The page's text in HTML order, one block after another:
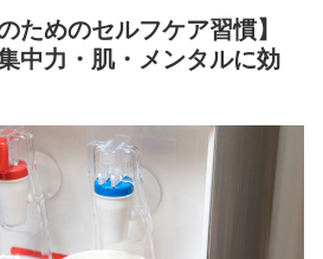
ためのセルフケア習慣】
中力・肌・メンタルに効